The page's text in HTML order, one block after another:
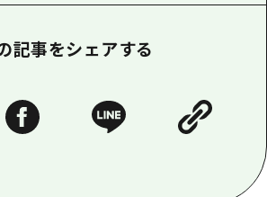
記事をシェアする